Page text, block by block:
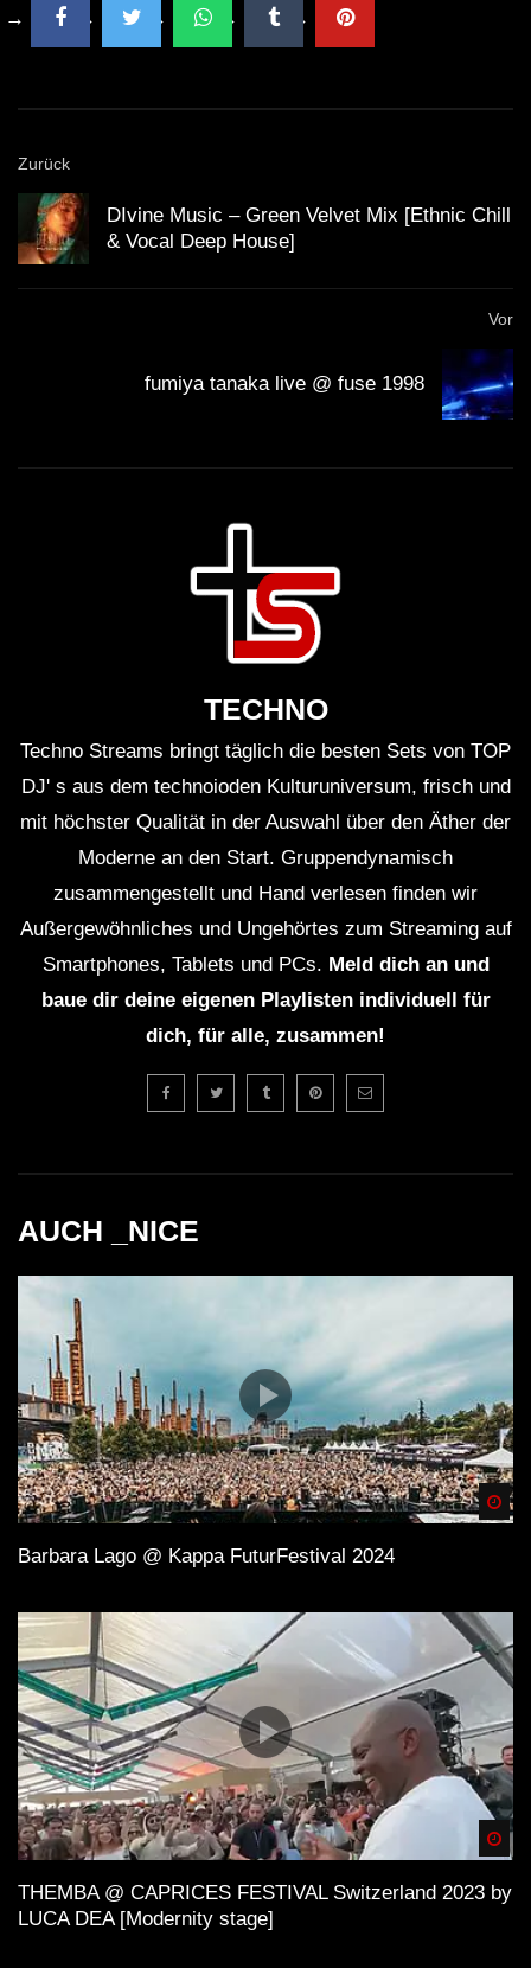
Zurück
DIvine Music – Green Velvet Mix [Ethnic Chill
& Vocal Deep House]
Vor
fumiya tanaka live @ fuse 1998
TECHNO
Techno Streams bringt täglich die besten Sets von TOP
DJ' s aus dem technoioden Kulturuniversum, frisch und
mit höchster Qualität in der Auswahl über den Äther der
Moderne an den Start. Gruppendynamisch
zusammengestellt und Hand verlesen finden wir
Außergewöhnliches und Ungehörtes zum Streaming auf
Smartphones, Tablets und PCs. Meld dich an und
baue dir deine eigenen Playlisten individuell für
dich, für alle, zusammen!
AUCH _NICE
Barbara Lago @ Kappa FuturFestival 2024
THEMBA @ CAPRICES FESTIVAL Switzerland 2023 by
LUCA DEA [Modernity stage]